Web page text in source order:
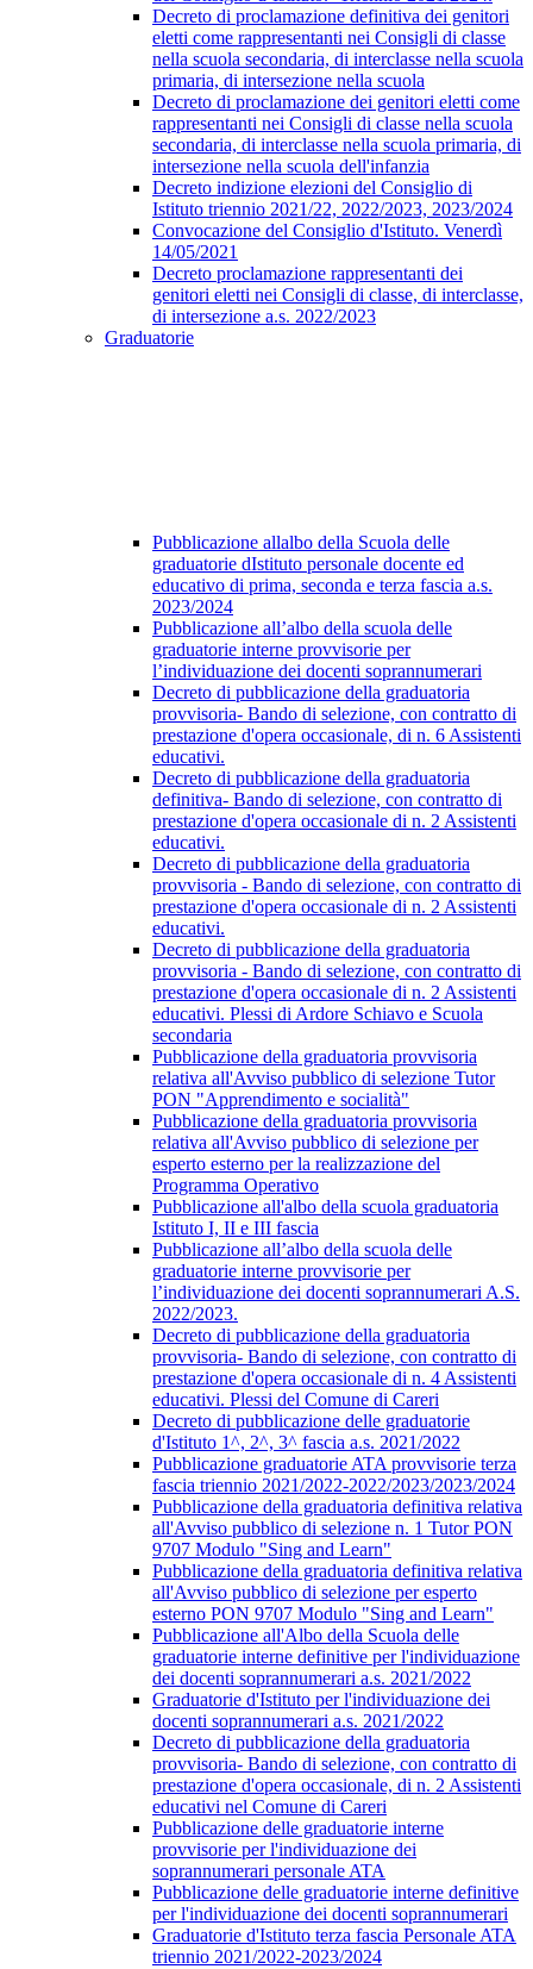
Decreto di proclamazione definitiva dei genitori
eletti come rappresentanti nei Consigli di classe
nella scuola secondaria, di interclasse nella scuola
primaria, di intersezione nella scuola
Decreto di proclamazione dei genitori eletti come
rappresentanti nei Consigli di classe nella scuola
secondaria, di interclasse nella scuola primaria, di
intersezione nella scuola dell'infanzia
Decreto indizione elezioni del Consiglio di
Istituto triennio 2021/22, 2022/2023, 2023/2024
Convocazione del Consiglio d'Istituto. Venerdì
14/05/2021
Decreto proclamazione rappresentanti dei
genitori eletti nei Consigli di classe, di interclasse,
di intersezione a.s. 2022/2023
Graduatorie
Pubblicazione allalbo della Scuola delle
graduatorie dIstituto personale docente ed
educativo di prima, seconda e terza fascia a.s.
2023/2024
Pubblicazione all’albo della scuola delle
graduatorie interne provvisorie per
l’individuazione dei docenti soprannumerari
Decreto di pubblicazione della graduatoria
provvisoria- Bando di selezione, con contratto di
prestazione d'opera occasionale, di n. 6 Assistenti
educativi.
Decreto di pubblicazione della graduatoria
definitiva- Bando di selezione, con contratto di
prestazione d'opera occasionale di n. 2 Assistenti
educativi.
Decreto di pubblicazione della graduatoria
provvisoria - Bando di selezione, con contratto di
prestazione d'opera occasionale di n. 2 Assistenti
educativi.
Decreto di pubblicazione della graduatoria
provvisoria - Bando di selezione, con contratto di
prestazione d'opera occasionale di n. 2 Assistenti
educativi. Plessi di Ardore Schiavo e Scuola
secondaria
Pubblicazione della graduatoria provvisoria
relativa all'Avviso pubblico di selezione Tutor
PON "Apprendimento e socialità"
Pubblicazione della graduatoria provvisoria
relativa all'Avviso pubblico di selezione per
esperto esterno per la realizzazione del
Programma Operativo
Pubblicazione all'albo della scuola graduatoria
Istituto I, II e III fascia
Pubblicazione all’albo della scuola delle
graduatorie interne provvisorie per
l’individuazione dei docenti soprannumerari A.S.
2022/2023.
Decreto di pubblicazione della graduatoria
provvisoria- Bando di selezione, con contratto di
prestazione d'opera occasionale di n. 4 Assistenti
educativi. Plessi del Comune di Careri
Decreto di pubblicazione delle graduatorie
d'Istituto 1^, 2^, 3^ fascia a.s. 2021/2022
Pubblicazione graduatorie ATA provvisorie terza
fascia triennio 2021/2022-2022/2023/2023/2024
Pubblicazione della graduatoria definitiva relativa
all'Avviso pubblico di selezione n. 1 Tutor PON
9707 Modulo "Sing and Learn"
Pubblicazione della graduatoria definitiva relativa
all'Avviso pubblico di selezione per esperto
esterno PON 9707 Modulo "Sing and Learn"
Pubblicazione all'Albo della Scuola delle
graduatorie interne definitive per l'individuazione
dei docenti soprannumerari a.s. 2021/2022
Graduatorie d'Istituto per l'individuazione dei
docenti soprannumerari a.s. 2021/2022
Decreto di pubblicazione della graduatoria
provvisoria- Bando di selezione, con contratto di
prestazione d'opera occasionale, di n. 2 Assistenti
educativi nel Comune di Careri
Pubblicazione delle graduatorie interne
provvisorie per l'individuazione dei
soprannumerari personale ATA
Pubblicazione delle graduatorie interne definitive
per l'individuazione dei docenti soprannumerari
Graduatorie d'Istituto terza fascia Personale ATA
triennio 2021/2022-2023/2024